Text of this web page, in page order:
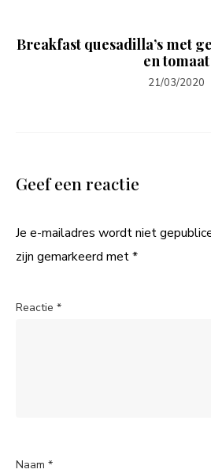
Breakfast quesadilla’s met
en tomaat
21/03/2020
Geef een reactie
Je e-mailadres wordt niet
zijn gemarkeerd met*
Reactie *
Naam *